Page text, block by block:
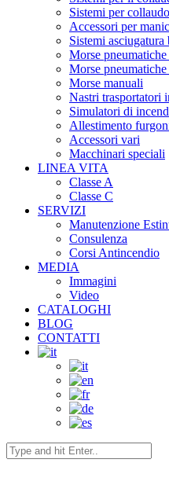
Sistemi per
Accessori per
Sistemi asciugatura
Morse
Morse
Morse manuali
Nastri trasportatori
Simulatori di
Allestimento
Accessori vari
Macchinari speciali
LINEA VITA
Classe A
Classe C
SERVIZI
Manutenzione
Consulenza
Corsi Antincendio
MEDIA
Immagini
Video
CATALOGHI
BLOG
CONTATTI